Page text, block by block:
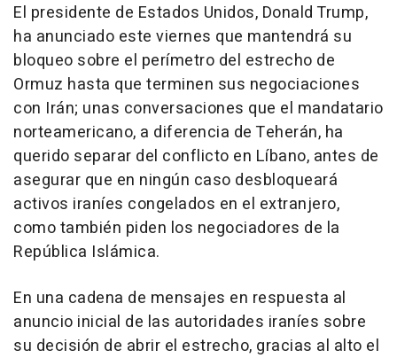
El presidente de Estados Unidos, Donald Trump,
ha anunciado este viernes que mantendrá su
bloqueo sobre el perímetro del estrecho de
Ormuz hasta que terminen sus negociaciones
con Irán; unas conversaciones que el mandatario
norteamericano, a diferencia de Teherán, ha
querido separar del conflicto en Líbano, antes de
asegurar que en ningún caso desbloqueará
activos iraníes congelados en el extranjero,
como también piden los negociadores de la
República Islámica.
En una cadena de mensajes en respuesta al
anuncio inicial de las autoridades iraníes sobre
su decisión de abrir el estrecho, gracias al alto el